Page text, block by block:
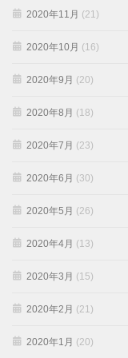
2020年11月 (21)
2020年10月 (16)
2020年9月 (20)
2020年8月 (18)
2020年7月 (23)
2020年6月 (30)
2020年5月 (26)
2020年4月 (13)
2020年3月 (15)
2020年2月 (21)
2020年1月 (20)